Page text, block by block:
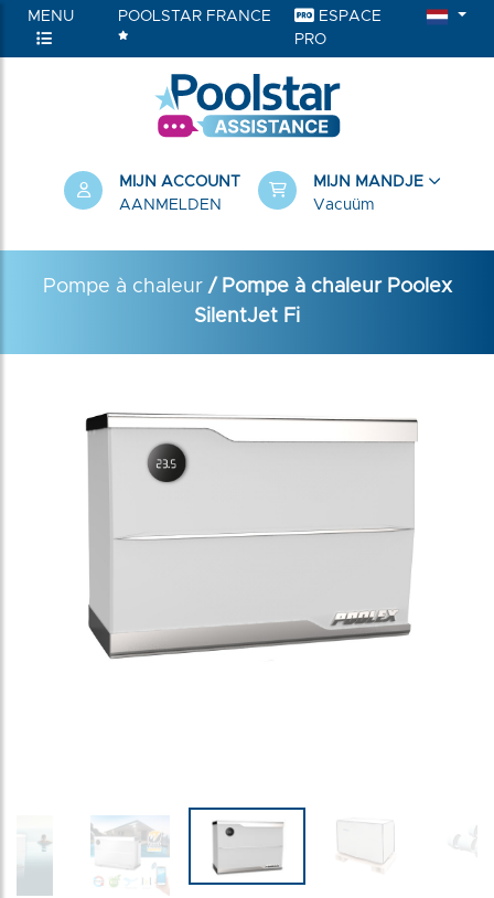
MENU POOLSTAR FRANCE
ESPACE
PRO
MIJN ACCOUNT
AANMELDEN
MIJN MANDJE
Vacuüm
Pompe à chaleur/ Pompe à chaleur Poolex
SilentJet Fi